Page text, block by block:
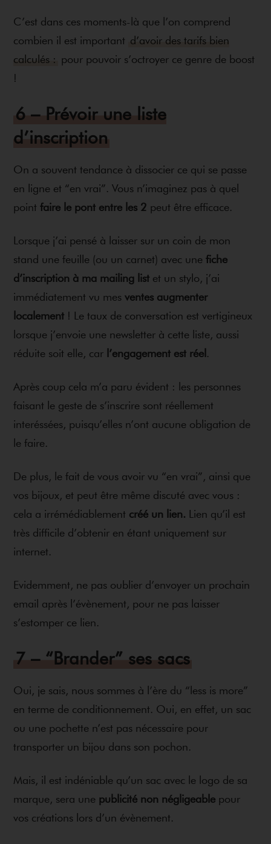
C’est dans ces moments-là que l’on comprend
combien il est important d’avoir des tarifs bien
calculés : pour pouvoir s’octroyer ce genre de boost
!
6 – Prévoir une liste
d’inscription
On a souvent tendance à dissocier ce qui se passe
en ligne et “en vrai”. Vous n’imaginez pas à quel
pointfaire le pont entre les 2 peut être efficace.
Lorsque j’ai pensé à laisser sur un coin de mon
stand une feuille (ou un carnet) avec unefiche
d’inscription à ma mailing list et un stylo, j’ai
immédiatement vu mesventes augmenter
localement ! Le taux de conversation est vertigineux
lorsque j’envoie une newsletter à cette liste, aussi
réduite soit elle, car l’engagement est réel .
Après coup cela m’a paru évident : les personnes
faisant le geste de s’inscrire sont réellement
interéssées, puisqu’elles n’ont aucune obligation de
le faire.
De plus, le fait de vous avoir vu “en vrai”, ainsi que
vos bijoux, et peut être même discuté avec vous :
cela a irrémédiablement créé un lien. Lien qu’il est
très difficile d’obtenir en étant uniquement sur
internet.
Evidemment, ne pas oublier d’envoyer un prochain
email après l’évènement, pour ne pas laisser
s’estomper ce lien.
7 – “Brander” ses sacs
Oui, je sais, nous sommes à l’ère du “less is more”
en terme de conditionnement. Oui, en effet, un sac
ou une pochette n’est pas nécessaire pour
transporter un bijou dans son pochon.
Mais, il est indéniable qu’un sac avec le logo de sa
marque, sera une publicité non négligeable pour
vos créations lors d’un évènement.